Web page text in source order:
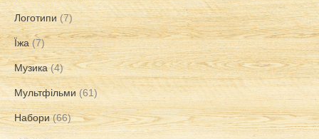
Логотипи (7)
Їжа (7)
Музика (4)
Мультфільми (61)
Набори (66)